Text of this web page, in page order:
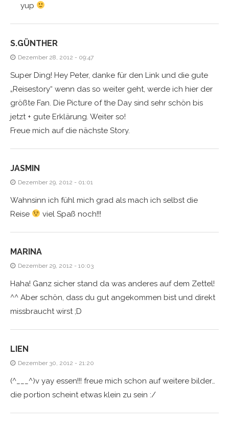
yup
S.GÜNTHER
Dezember 28, 2012 - 09:47
Super Ding! Hey Peter, danke für den Link und die gute
„Reisestory“ wenn das so weiter geht, werde ich hier der
größte Fan. Die Picture of the Day sind sehr schön bis
jetzt + gute Erklärung. Weiter so!
Freue mich auf die nächste Story.
JASMIN
Dezember 29, 2012 - 01:01
Wahnsinn ich fühl mich grad als mach ich selbst die
Reise
viel Spaß noch!!!
MARINA
Dezember 29, 2012 - 10:03
Haha! Ganz sicher stand da was anderes auf dem Zettel!
^^ Aber schön, dass du gut angekommen bist und direkt
missbraucht wirst ;D
LIEN
Dezember 30, 2012 - 21:20
(^___^)v yay essen!!! freue mich schon auf weitere bilder…
die portion scheint etwas klein zu sein :/